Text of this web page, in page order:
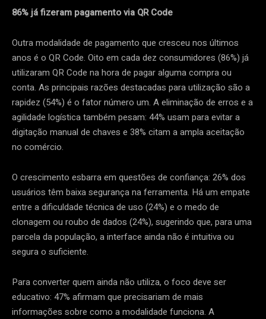
86% já fizeram pagamento via QR Code
Outra modalidade de pagamento que cresceu nos últimos
anos é o QR Code. Oito em cada dez consumidores (86%) já
utilizaram QR Code na hora de pagar alguma compra ou
conta. As principais razões destacadas para utilização são a
rapidez (54%) é o fator número um. A eliminação de erros e a
agilidade logística também pesam: 44% usam para evitar a
digitação manual de chaves e 38% citam a ampla aceitação
no comércio.
O crescimento esbarra em questões de confiança: 26% dos
usuários têm baixa segurança na ferramenta. Há um empate
entre a dificuldade técnica de uso (24%) e o medo de
clonagem ou roubo de dados (24%), sugerindo que, para uma
parcela da população, a interface ainda não é intuitiva ou
segura o suficiente.
Para converter quem ainda não utiliza, o foco deve ser
educativo: 47% afirmam que precisariam de mais
informações sobre como a modalidade funciona. A